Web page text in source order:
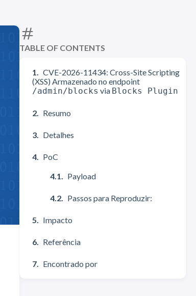
TABLE OF CONTENTS
CVE-2026-11434: Cross-Site Scripting
(XSS) Armazenado no endpoint
/admin/blocks via Blocks Plugin
Resumo
Detalhes
PoC
Payload
Passos para Reproduzir:
Impacto
Referência
Encontrado por